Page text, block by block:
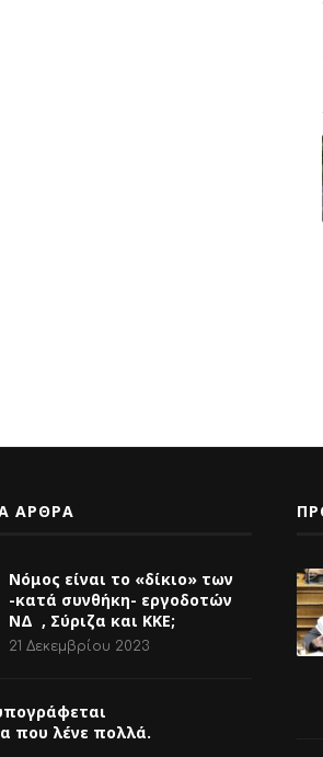
ΑΡΘΡΑ
Νόμος είναι το «δίκιο» των
-κατά συνθήκη- εργοδοτών
ΝΔ , Σύριζα και ΚΚΕ;
21 Δεκεμβρίου 2023
που λένε πολλά.